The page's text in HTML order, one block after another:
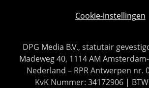
Cookie-instellingen
DPG Media B.V., statutair
Madeweg 40, 1114 AM
Nederland – RPR Antwerpen nr.
KvK Nummer: 34172906 |